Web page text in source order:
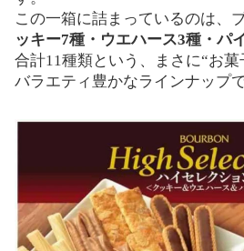
この一箱に詰まっているのは、
ッキー7種・ウエハース3種・パ
合計11種類という、まさに“お
バラエティ豊かなラインナップで